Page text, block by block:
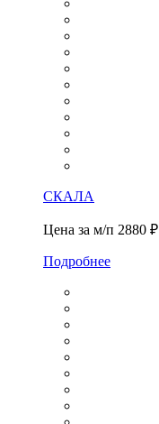
СКАЛА
Цена за м/п 2880 ₽
Подробнее